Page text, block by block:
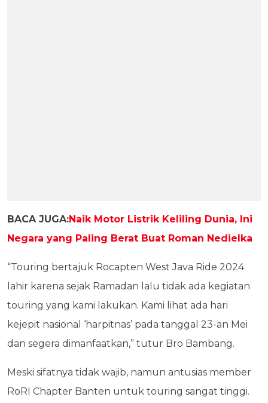
BACA JUGA:Naik Motor Listrik Keliling Dunia, Ini
Negara yang Paling Berat Buat Roman Nedielka
“Touring bertajuk Rocapten West Java Ride 2024
lahir karena sejak Ramadan lalu tidak ada kegiatan
touring yang kami lakukan. Kami lihat ada hari
kejepit nasional ‘harpitnas’ pada tanggal 23-an Mei
dan segera dimanfaatkan,” tutur Bro Bambang.
Meski sifatnya tidak wajib, namun antusias member
RoRI Chapter Banten untuk touring sangat tinggi.